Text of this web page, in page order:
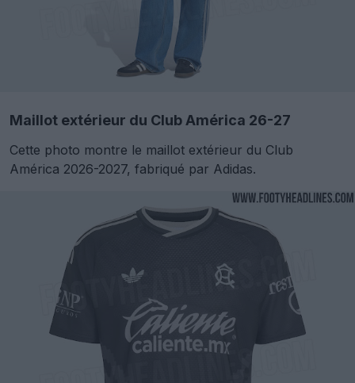
Maillot extérieur du Club América 26-27
Cette photo montre le maillot extérieur du Club
América 2026-2027, fabriqué par Adidas.